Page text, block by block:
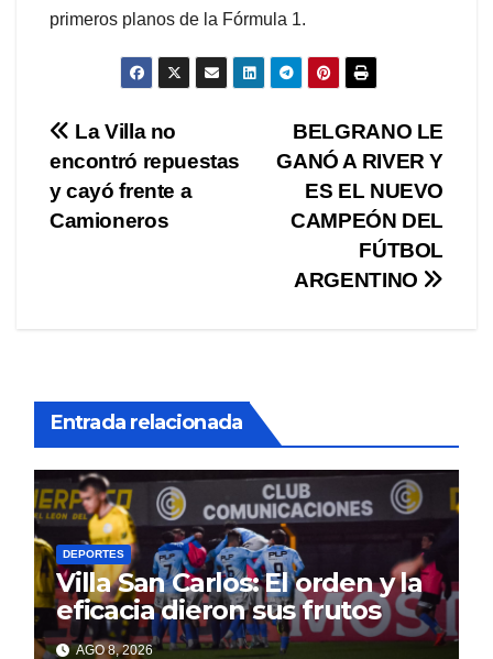
primeros planos de la Fórmula 1.
Navegación
de
entradas
BELGRANO LE
GANÓ A RIVER Y
ES EL NUEVO
CAMPEÓN DEL
FÚTBOL
ARGENTINO
La Villa no
encontró repuestas
y cayó frente a
Camioneros
Entrada relacionada
DEPORTES
Villa San Carlos: El orden y la
eficacia dieron sus frutos
AGO 8, 2026